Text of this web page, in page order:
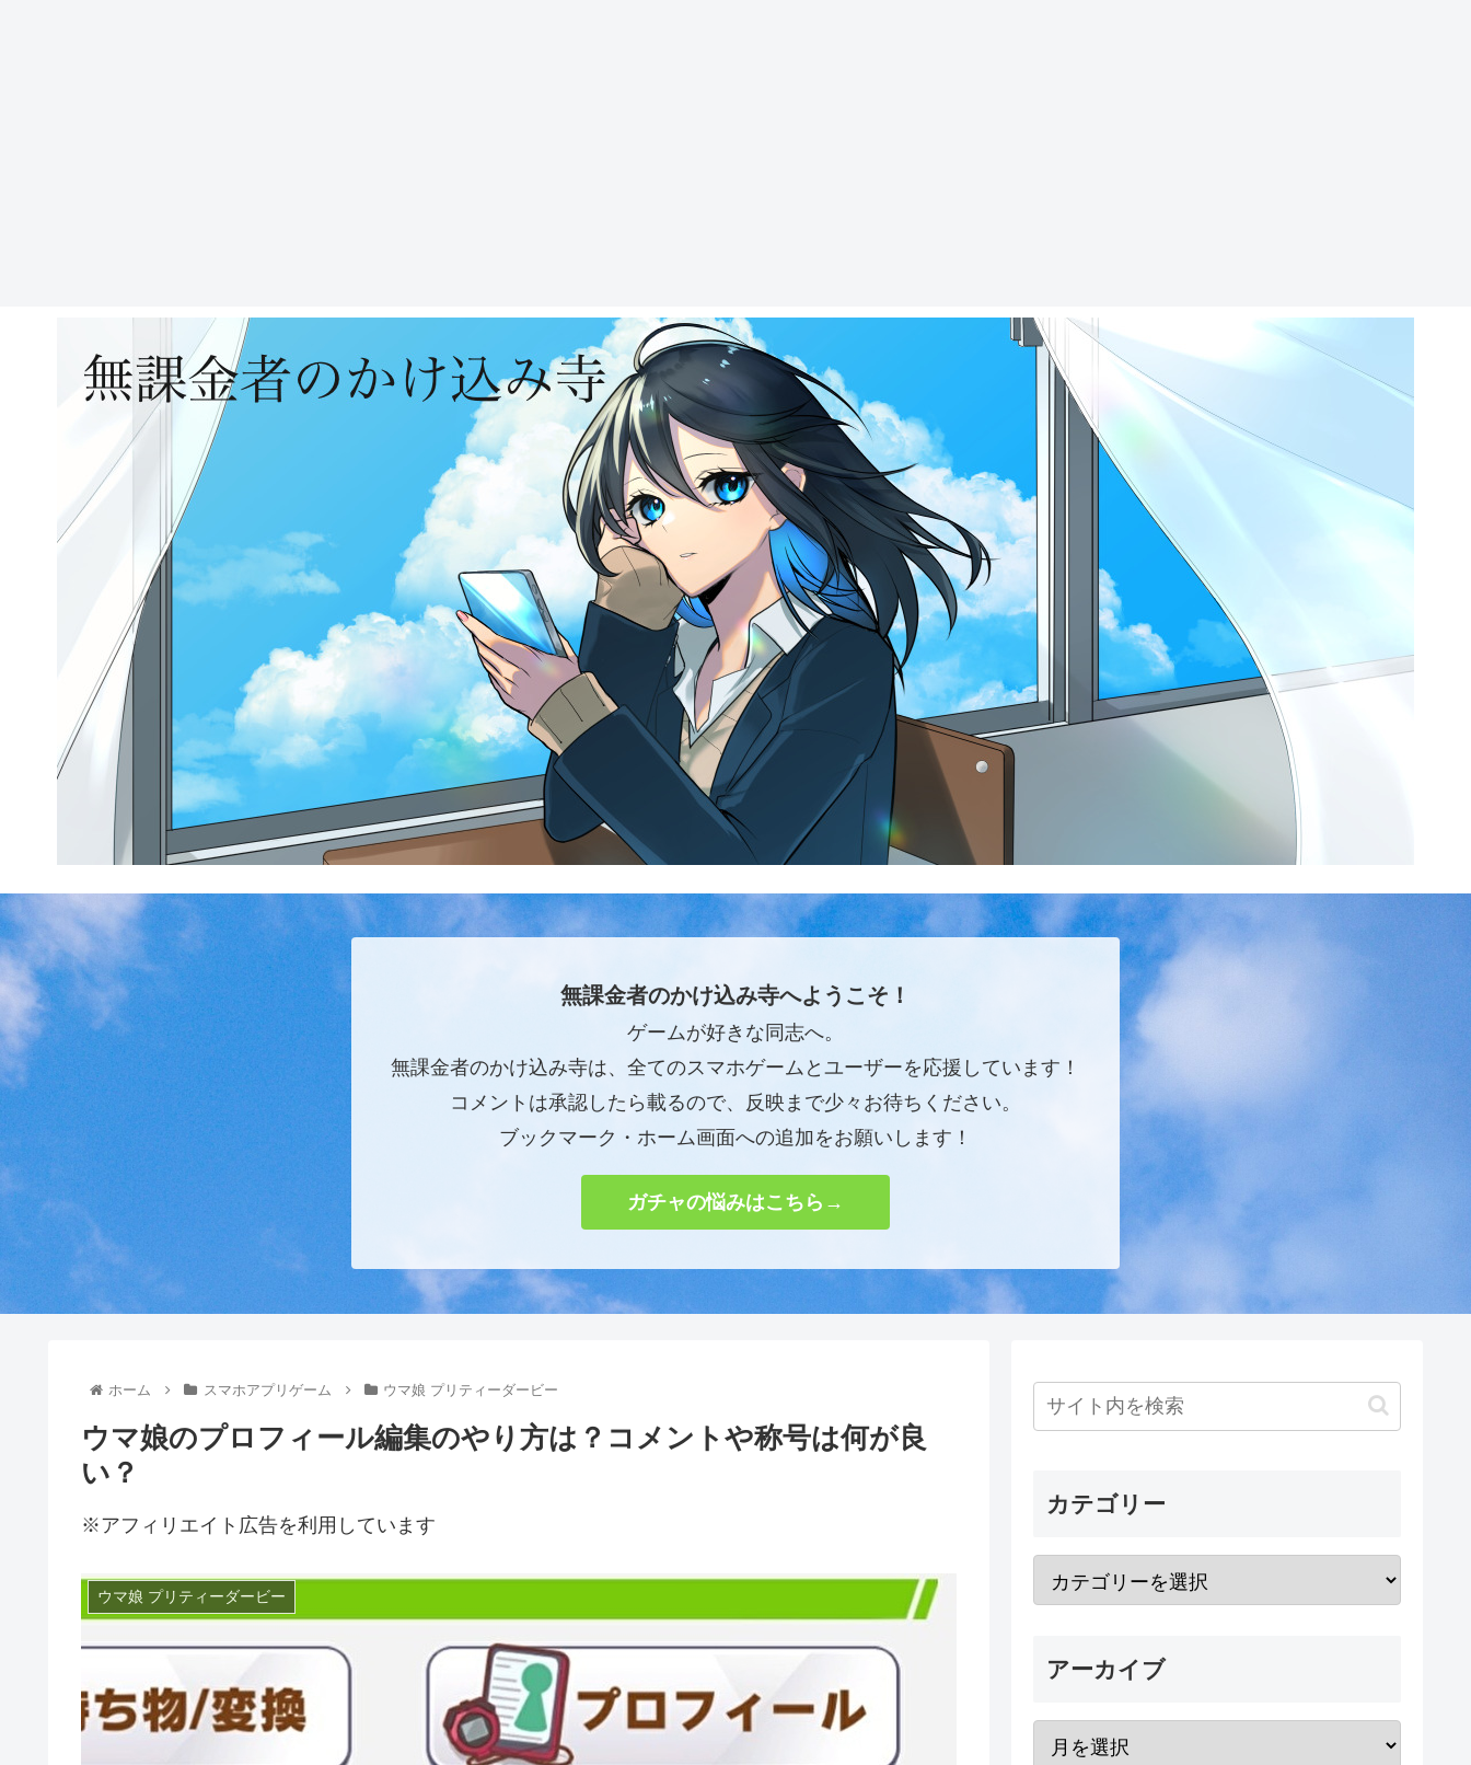
無課金者のかけ込み寺へようこそ！
ゲームが好きな同志へ。
無課金者のかけ込み寺は、全てのスマホゲームとユーザーを応援しています！
コメントは承認したら載るので、反映まで少々お待ちください。
ブックマーク・ホーム画面への追加をお願いします！
ガチャの悩みはこちら→
ホーム スマホアプリゲーム ウマ娘 プリティーダービー
ウマ娘のプロフィール編集のやり方は？コメントや称号は何が良
い？
※アフィリエイト広告を利用しています
ウマ娘 プリティーダービー
カテゴリー
アーカイブ